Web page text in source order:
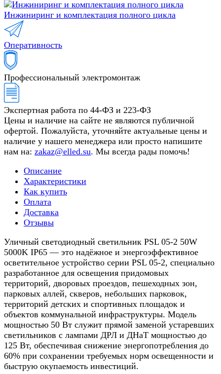
Инжиниринг и комплектация полного цикла
Оперативность
Профессиональный электромонтаж
Экспертная работа по 44-ФЗ и 223-ФЗ
Цены и наличие на сайте не являются публичной
офертой. Пожалуйста, уточняйте актуальные цены и
наличие у нашего менеджера или просто напишите
нам на: zakaz@elled.su. Мы всегда рады помочь!
Описание
Характеристики
Как купить
Оплата
Доставка
Отзывы
Уличный светодиодный светильник PSL 05-2 50W
5000K IP65 — это надёжное и энергоэффективное
осветительное устройство серии PSL 05-2, специально
разработанное для освещения придомовых
территорий, дворовых проездов, пешеходных зон,
парковых аллей, скверов, небольших парковок,
территорий детских и спортивных площадок и
объектов коммунальной инфраструктуры. Модель
мощностью 50 Вт служит прямой заменой устаревших
светильников с лампами ДРЛ и ДНаТ мощностью до
125 Вт, обеспечивая снижение энергопотребления до
60% при сохранении требуемых норм освещенности и
быструю окупаемость инвестиций.